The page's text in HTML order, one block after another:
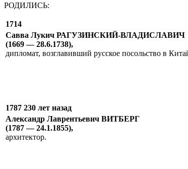
РОДИЛИСЬ:
1714
Савва Лукич РАГУЗИНСКИЙ-ВЛАДИСЛАВИЧ
(1669 — 28.6.1738),
дипломат, возглавивший русское посольство в
1787 230 лет назад
Александр Лаврентьевич ВИТБЕРГ
(1787 — 24.1.1855),
архитектор.